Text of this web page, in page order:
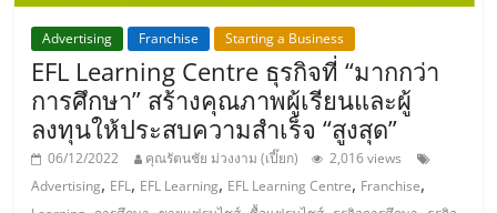
คืน
ทุน
ไว,
Advertising Franchise Starting a Business
EFL Learning Centre ธุรกิจที่ “มากกว่า
การศึกษา” สร้างคุณภาพผู้เรียนและผู้
ลงทุนให้ประสบความสำเร็จ “สูงสุด”
06/12/2022 คุณรัตนชัย ม่วงงาม (เปี๊ยก)
2,016 views
Advertising, EFL, EFL Learning, EFL Learning Centre, Franchise,